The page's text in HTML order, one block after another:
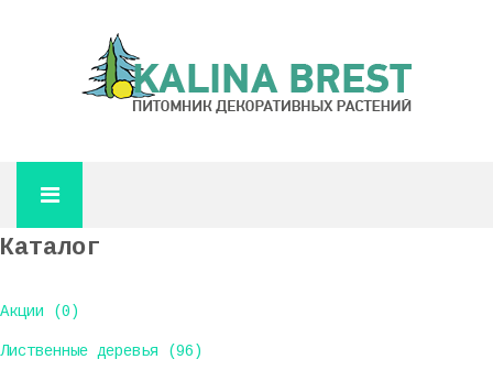
Каталог
Акции (0)
Лиственные деревья (96)